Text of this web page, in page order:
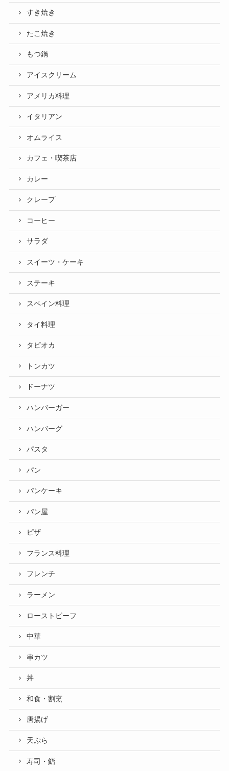
すき焼き
たこ焼き
もつ鍋
アイスクリーム
アメリカ料理
イタリアン
オムライス
カフェ・喫茶店
カレー
クレープ
コーヒー
サラダ
スイーツ・ケーキ
ステーキ
スペイン料理
タイ料理
タピオカ
トンカツ
ドーナツ
ハンバーガー
ハンバーグ
パスタ
パン
パンケーキ
パン屋
ピザ
フランス料理
フレンチ
ラーメン
ローストビーフ
中華
串カツ
丼
和食・割烹
唐揚げ
天ぷら
寿司・鮨